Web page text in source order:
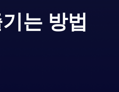
는 방법